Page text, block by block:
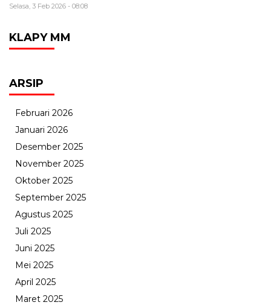
Selasa, 3 Feb 2026 - 08:08
KLAPY MM
ARSIP
Februari 2026
Januari 2026
Desember 2025
November 2025
Oktober 2025
September 2025
Agustus 2025
Juli 2025
Juni 2025
Mei 2025
April 2025
Maret 2025